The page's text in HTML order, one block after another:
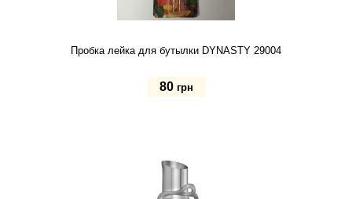
Пробка лейка для бутылки DYNASTY 29004
80 грн